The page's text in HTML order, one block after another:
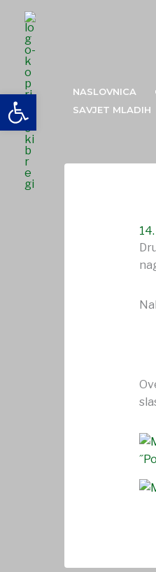
Open toolbar
content
NASLOVNICA
SAVJET MLADIH